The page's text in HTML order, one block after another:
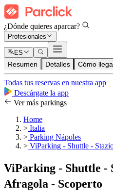
¿Dónde quieres aparcar?
Profesionales
ES
Resumen Detalles Cómo
Todas tus reservas en nuestra app
Descárgate la app
Ver más parkings
Home
> Italia
> Parking Nápoles
> ViParking - Shuttle -
ViParking - Shuttle -
Afragola - Scoperto